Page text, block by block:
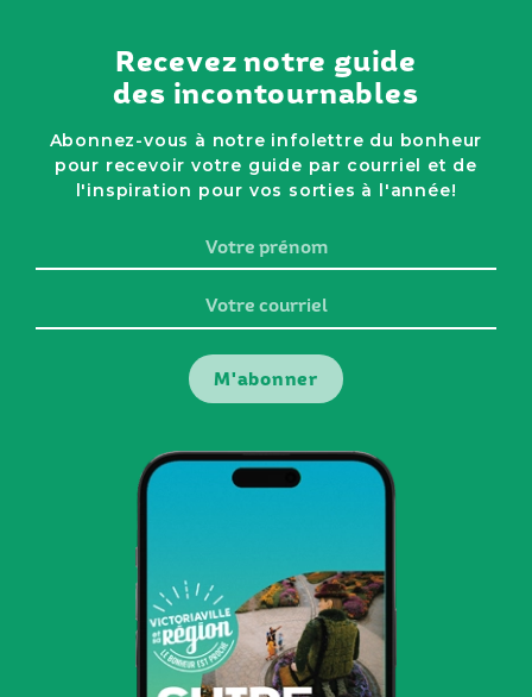
Recevez notre guide
des incontournables
Abonnez-vous à notre infolettre du bonheur
pour recevoir votre guide par courriel et de
l'inspiration pour vos sorties à l'année!
prénom
courriel